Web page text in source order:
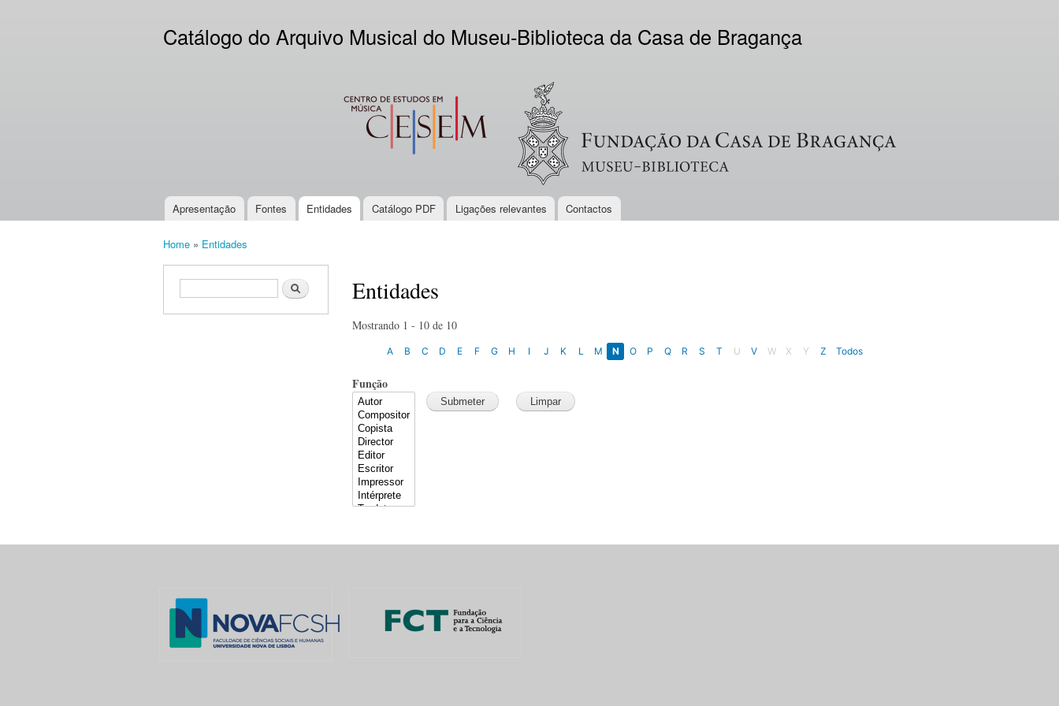
content
Catálogo do Arquivo Musical do Museu-Biblioteca da Casa de Bragança
CESEM Logo VV
Main menu
Apresentação Fontes Entidades Catálogo PDF Ligações relevantes Contactos
Home » Entidades
Search form Search Entidades
Mostrando 1 - 10 de 10
A B C D E F G H I J K L M N O P Q R S T U V W X Y Z Todos
Função